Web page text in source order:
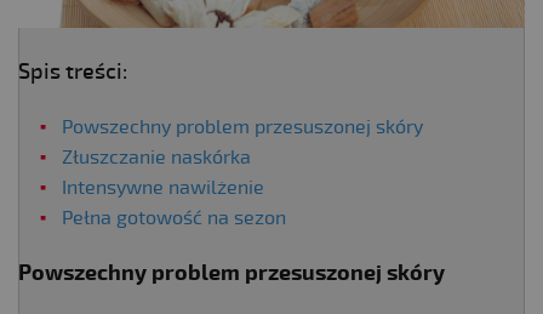
Spis treści:
Powszechny problem przesuszonej skóry
Złuszczanie naskórka
Intensywne nawilżenie
Pełna gotowość na sezon
Powszechny problem przesuszonej skóry